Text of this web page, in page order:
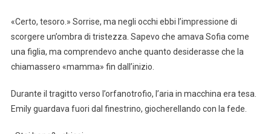
«Certo, tesoro.» Sorrise, ma negli occhi ebbi l’impressione di
scorgere un’ombra di tristezza. Sapevo che amava Sofia come
una figlia, ma comprendevo anche quanto desiderasse che la
chiamassero «mamma» fin dall’inizio.
Durante il tragitto verso l’orfanotrofio, l’aria in macchina era tesa.
Emily guardava fuori dal finestrino, giocherellando con la fede.